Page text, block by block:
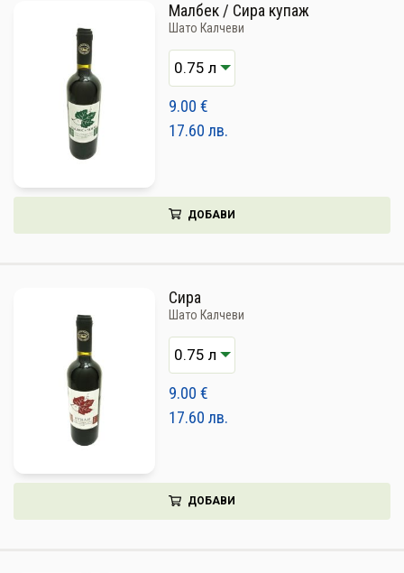
КОЗМЕТИКА
ЗА ДОМА
ЗА ГРАДИНАТА
УСЛОВИЯ ЗА ПОЛЗВАНЕ
Малбек / Сира купаж
Шато Калчеви
9.00 €
17.60 лв.
ДОБАВИ
Сира
Шато Калчеви
9.00 €
17.60 лв.
ДОБАВИ